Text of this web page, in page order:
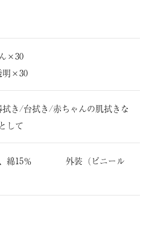
×30
明×30
き/台拭き/赤ちゃんの肌拭きな
して
、綿15％ 外装（ビニール